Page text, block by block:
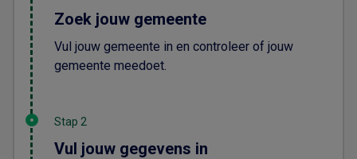
Zoek jouw gemeente
Vul jouw gemeente in en controleer of jouw
gemeente meedoet.
Stap 2
Vul jouw gegevens in